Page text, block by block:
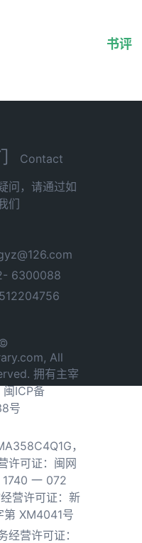
书评
Contact
问，请通过如
们
6300088
All
拥有主宰
闽ICP备
号
，
许可证：闽网
一 072
营许可证：新
第 XM4041号
经营许可证：